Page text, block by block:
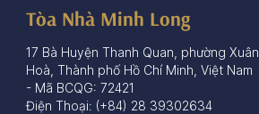
Tòa Nhà Minh Long
17 Bà Huyện Thanh Quan, phường Xuân
Hoà, Thành phố Hồ Chí Minh, Việt Nam
- Mã BCQG: 72421
Điện Thoại: (+84) 28 39302634